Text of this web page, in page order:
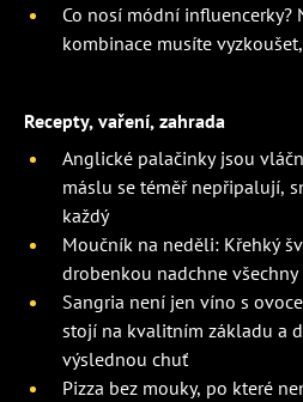
Co nosí módní influencerky?
kombinace musíte
Recepty, vaření, zahrada
Anglické palačinky jsou
máslu se téměř nepřipalují,
každý
Moučník na neděli: Křehký
drobenkou nadchne
Sangria není jen víno s
stojí na kvalitním základu a
výslednou chuť
Pizza bez mouky, po které